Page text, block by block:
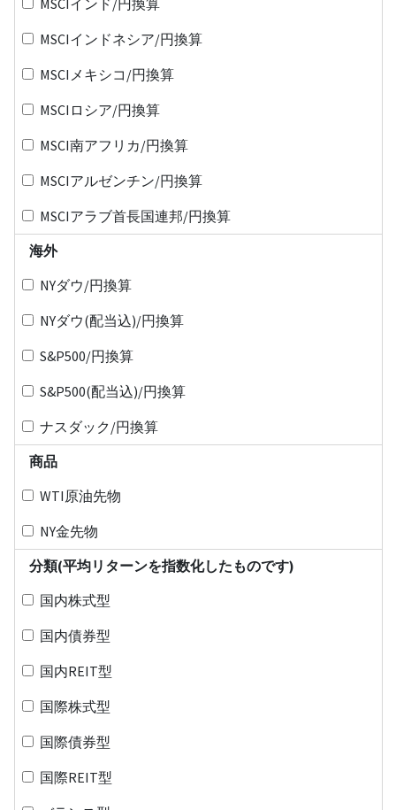
MSCIインドネシア/円換算
MSCIメキシコ/円換算
MSCIロシア/円換算
MSCI南アフリカ/円換算
MSCIアルゼンチン/円換算
MSCIアラブ首長国連邦/円換算
海外
NYダウ/円換算
NYダウ(配当込)/円換算
S&P500/円換算
S&P500(配当込)/円換算
ナスダック/円換算
商品
WTI原油先物
NY金先物
分類(平均リターンを指数化したものです)
国内株式型
国内債券型
国内REIT型
国際株式型
国際債券型
国際REIT型